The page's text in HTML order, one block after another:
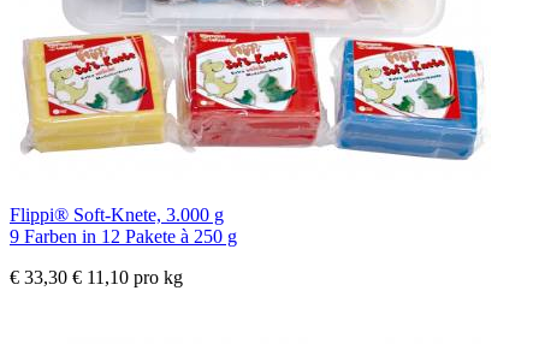
Flippi® Soft-Knete, 3.000 g
9 Farben in 12 Pakete à 250 g
€ 33,30 € 11,10 pro kg